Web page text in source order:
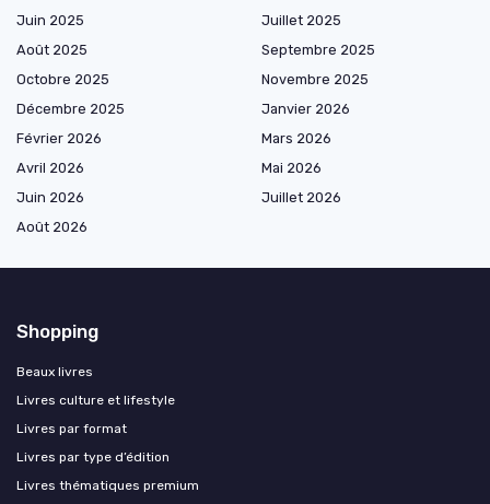
Juin 2025
Juillet 2025
Août 2025
Septembre 2025
Octobre 2025
Novembre 2025
Décembre 2025
Janvier 2026
Février 2026
Mars 2026
Avril 2026
Mai 2026
Juin 2026
Juillet 2026
Août 2026
Shopping
Beaux livres
Livres culture et lifestyle
Livres par format
Livres par type d’édition
Livres thématiques premium